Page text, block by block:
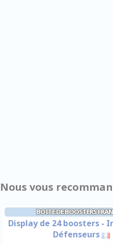
Nous vous
BOITE DE BOOSTERS
Display de 24 boosters -
Défenseurs